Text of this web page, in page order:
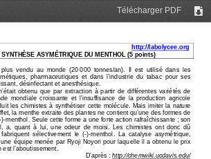
Télécharger PDF
http://labolycee.org
ASYMÉTRIQUE DU MENTHOL (5 points)
vendu  au  monde  (20 000  tonnes/an).  Il  est  utilisé  dans  les
pharmaceutiques  et  dans  l’industrie  du  tabac  pour  ses
désinfectant et anesthésique.
obtenu  que  par extraction  à  partir  de  différentes  variétés  de
mondiale  croissante  et l’insuffisance  de  la  production  agricole
les  chimistes  à  synthétiser  cette molécule.  Mais  imiter  la  nature
la menthe extraite des plantes ne contient qu’une des formes de
menthol. Seule cette forme a une forte action rafraîchissante ; son
a,  quant  à  lui,  une  odeur  de  moisi.  Les  chimistes  ont  donc  dû
sélectivement le  (-)-menthol.  La  catalyse  asymétrique,
équipe menée par Ryoji Noyori pour laquelle il a obtenu le prix
l’aboutissement.
D’après : http://chemwiki.ucdavis.edu/